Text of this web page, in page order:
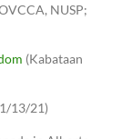
NUSP;
(Kabataan
13/21)